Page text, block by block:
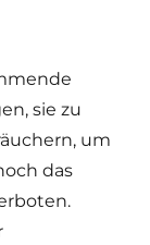
sie zu
um
das